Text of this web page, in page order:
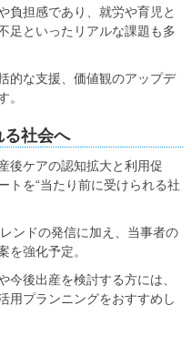
負担感であり、就労や育児と
足といったリアルな課題も多
的な支援、価値観のアップデ
。
る社会へ
後ケアの認知拡大と利用促
トを“当たり前に受けられる社
ンドの発信に加え、当事者の
を強化予定。
今後出産を検討する方には、
用プランニングをおすすめし